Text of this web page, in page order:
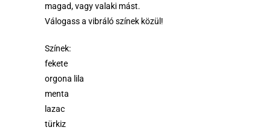
magad, vagy valaki mást.
Válogass a vibráló színek közül!
Színek:
fekete
orgona lila
menta
lazac
türkiz